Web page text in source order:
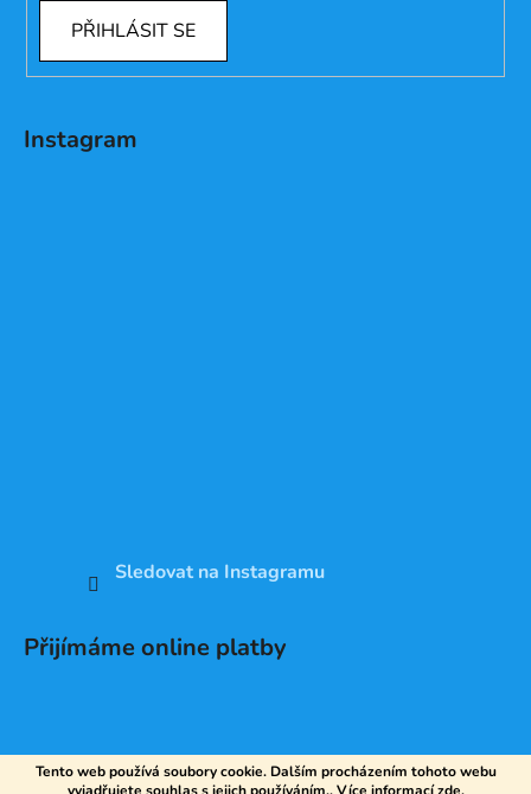
Tento web používá soubory cookie. Dalším procházením tohoto webu
PŘIHLÁSIT SE
Instagram
Sledovat na Instagramu
Přijímáme online platby